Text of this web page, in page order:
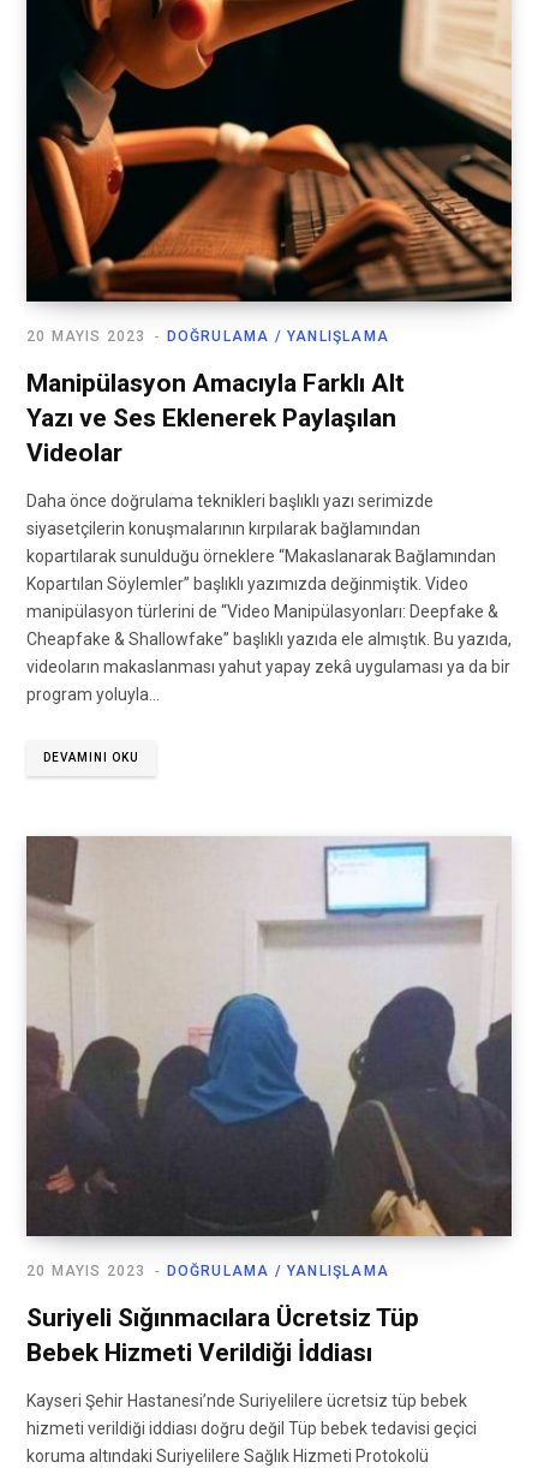
DOĞRULAMA / YANLIŞLAMA
20 MAYIS 2023
Manipülasyon Amacıyla Farklı Alt
Yazı ve Ses Eklenerek Paylaşılan
Videolar
Daha önce doğrulama teknikleri başlıklı yazı serimizde
siyasetçilerin konuşmalarının kırpılarak bağlamından
kopartılarak sunulduğu örneklere “Makaslanarak Bağlamından
Kopartılan Söylemler” başlıklı yazımızda değinmiştik. Video
manipülasyon türlerini de “Video Manipülasyonları: Deepfake &
Cheapfake & Shallowfake” başlıklı yazıda ele almıştık. Bu yazıda,
videoların makaslanması yahut yapay zekâ uygulaması ya da bir
program yoluyla…
DEVAMINI OKU
DOĞRULAMA / YANLIŞLAMA
20 MAYIS 2023
Suriyeli Sığınmacılara Ücretsiz Tüp
Bebek Hizmeti Verildiği İddiası
Kayseri Şehir Hastanesi’nde Suriyelilere ücretsiz tüp bebek
hizmeti verildiği iddiası doğru değil Tüp bebek tedavisi geçici
koruma altındaki Suriyelilere Sağlık Hizmeti Protokolü